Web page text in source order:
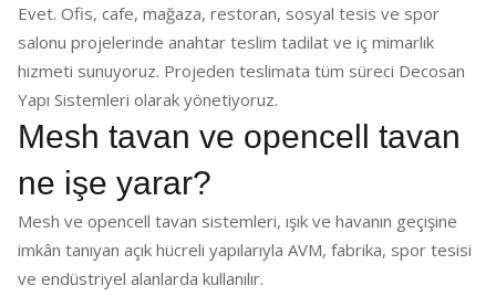
Evet. Ofis, cafe, mağaza, restoran, sosyal tesis ve spor
salonu projelerinde anahtar teslim tadilat ve iç mimarlık
hizmeti sunuyoruz. Projeden teslimata tüm süreci Decosan
Yapı Sistemleri olarak yönetiyoruz.
Mesh tavan ve opencell tavan
ne işe yarar?
Mesh ve opencell tavan sistemleri, ışık ve havanın geçişine
imkân tanıyan açık hücreli yapılarıyla AVM, fabrika, spor tesisi
ve endüstriyel alanlarda kullanılır.